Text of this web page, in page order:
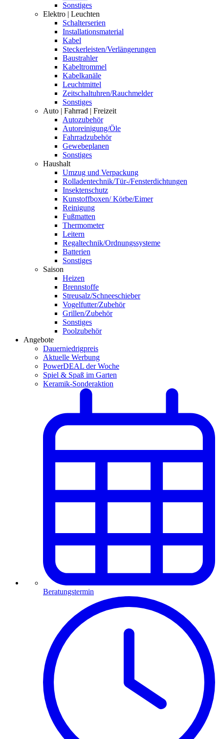
Sonstiges
Elektro | Leuchten
Schalterserien
Installationsmaterial
Kabel
Steckerleisten/Verlängerungen
Baustrahler
Kabeltrommel
Kabelkanäle
Leuchtmittel
Zeitschaltuhren/Rauchmelder
Sonstiges
Auto | Fahrrad | Freizeit
Autozubehör
Autoreinigung/Öle
Fahrradzubehör
Gewebeplanen
Sonstiges
Haushalt
Umzug und Verpackung
Rolladentechnik/Tür-/Fensterdichtungen
Insektenschutz
Kunstoffboxen/ Körbe/Eimer
Reinigung
Fußmatten
Thermometer
Leitern
Regaltechnik/Ordnungssysteme
Batterien
Sonstiges
Saison
Heizen
Brennstoffe
Streusalz/Schneeschieber
Vogelfutter/Zubehör
Grillen/Zubehör
Sonstiges
Poolzubehör
Angebote
Dauerniedrigpreis
Aktuelle Werbung
PowerDEAL der Woche
Spiel & Spaß im Garten
Keramik-Sonderaktion
Beratungstermin